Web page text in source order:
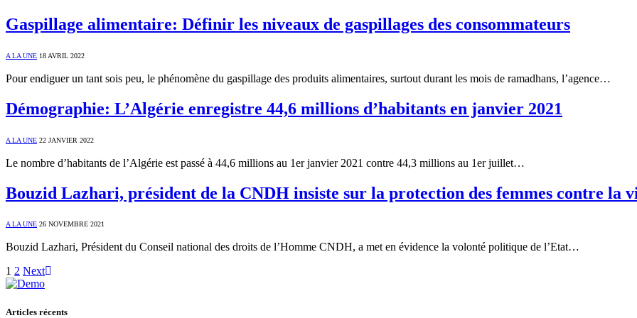
Gaspillage alimentaire: Définir les niveaux de gaspillages des consommateurs
A LA UNE 18 AVRIL 2022
Pour endiguer un tant sois peu, le phénomène du gaspillage des produits alimentaires, surtout durant les mois de ramadhans, l’agence…
Démographie: L’Algérie enregistre 44,6 millions d’habitants en janvier 2021
A LA UNE 22 JANVIER 2022
Le nombre d’habitants de l’Algérie est passé à 44,6 millions au 1er janvier 2021 contre 44,3 millions au 1er juillet…
Bouzid Lazhari, président de la CNDH insiste sur la protection des femmes contre la
A LA UNE 26 NOVEMBRE 2021
Bouzid Lazhari, Président du Conseil national des droits de l’Homme CNDH, a met en évidence la volonté politique de l’Etat…
1 2 Next
Articles récents